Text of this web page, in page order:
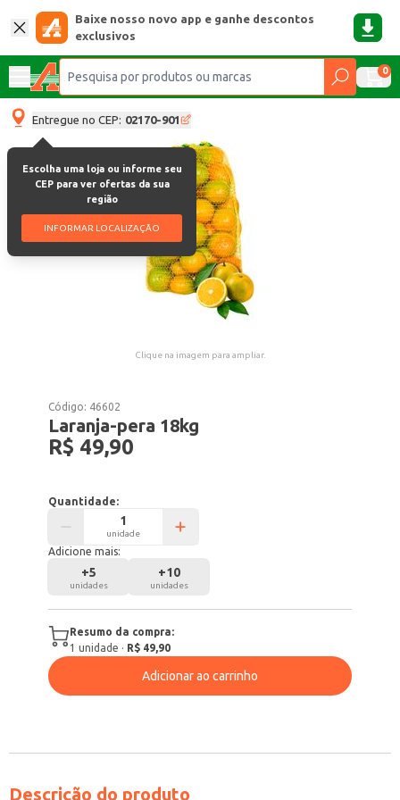
Baixe nosso novo app e ganhe descontos
exclusivos
0
Entregue no CEP: 02170-901
Escolha uma loja ou informe seu
CEP para ver ofertas da sua
região
INFORMAR LOCALIZAÇÃO
Clique na imagem para ampliar.
Código: 46602
Laranja-pera 18kg
R$ 49,90
Quantidade:
unidade
Adicione mais:
+5
unidades
+10
unidades
Resumo da compra:
1 unidade · R$ 49,90
Adicionar ao carrinho
Descrição do produto